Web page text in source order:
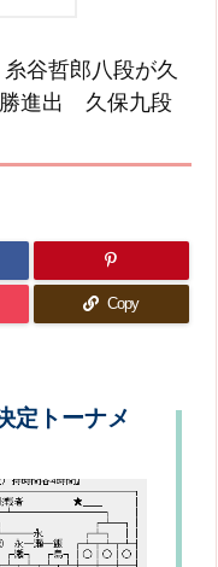
谷哲郎八段が久
勝進出 久保九段
Copy
定トーナメ